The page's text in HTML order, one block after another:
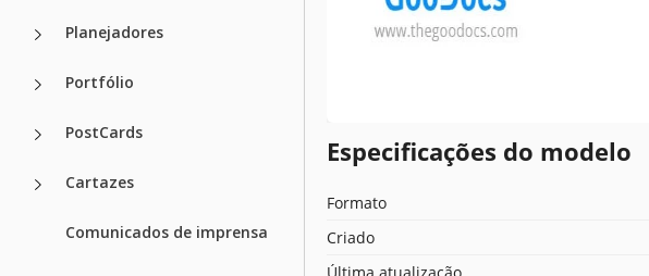
Planejadores
Portfólio
PostCards
Cartazes
Comunicados de imprensa
Especificações do modelo
Formato
Criado
Última atualização